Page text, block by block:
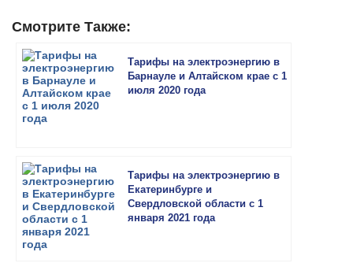
Смотрите Также:
Тарифы на электроэнергию в
Барнауле и Алтайском крае с 1
июля 2020 года
Тарифы на электроэнергию в
Екатеринбурге и
Свердловской области с 1
января 2021 года